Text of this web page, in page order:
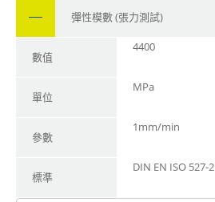
彈性模數 (張力測試)
數值
4400
單位
MPa
參數
1mm/min
標準
DIN EN ISO 527-2